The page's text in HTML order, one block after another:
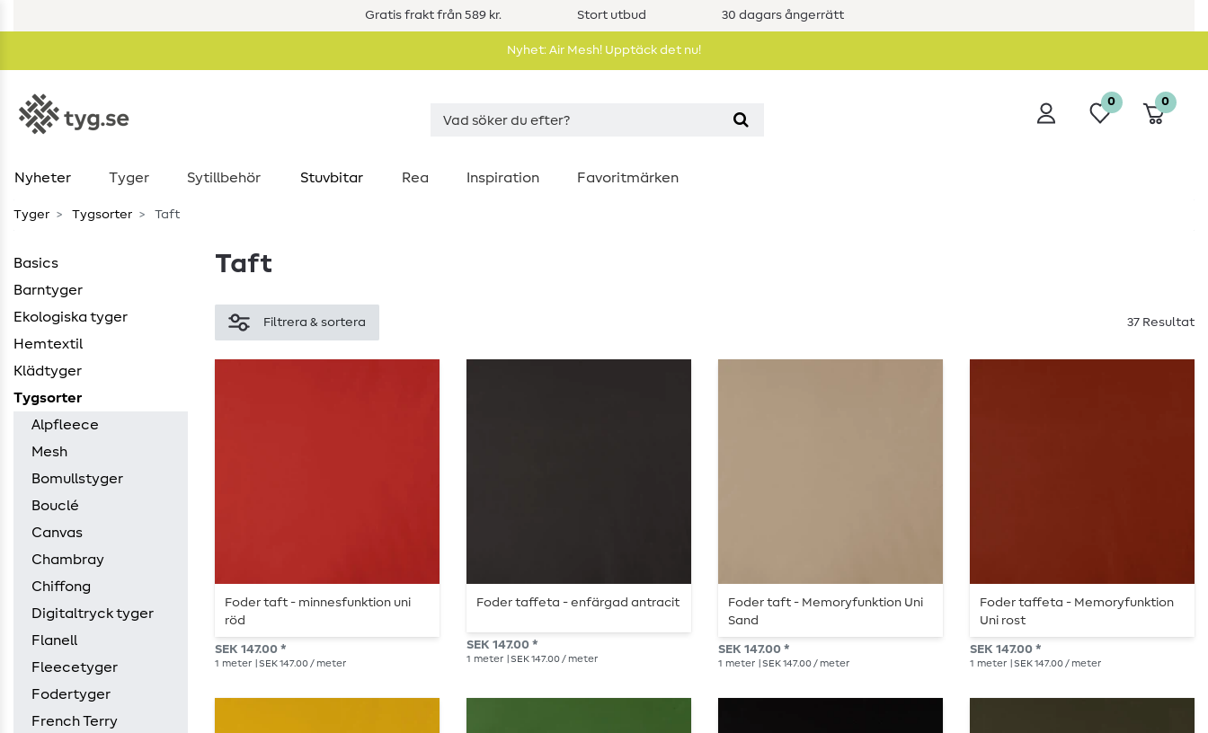
Gratis frakt från 589 kr. Stort utbud 30 dagars ångerrätt
Nyhet: Air Mesh! Upptäck det nu!
0 0
Nyheter Tyger Sytillbehör Stuvbitar Rea Inspiration Favoritmärken
Tyger Tygsorter Taft
Basics
Barntyger
Ekologiska tyger
Hemtextil
Klädtyger
Tygsorter
Alpfleece
Mesh
Bomullstyger
Bouclé
Canvas
Chambray
Chiffong
Digitaltryck tyger
Flanell
Fleecetyger
Fodertyger
French Terry
Taft
Filtrera & sortera 37 Resultat
Foder taft - minnesfunktion uni
röd
SEK 147.00 *
1 meter | SEK 147.00 / meter
Foder taffeta - enfärgad antracit
SEK 147.00 *
1 meter | SEK 147.00 / meter
Foder taft - Memoryfunktion Uni
Sand
SEK 147.00 *
1 meter | SEK 147.00 / meter
Foder taffeta - Memoryfunktion
Uni rost
SEK 147.00 *
1 meter | SEK 147.00 / meter